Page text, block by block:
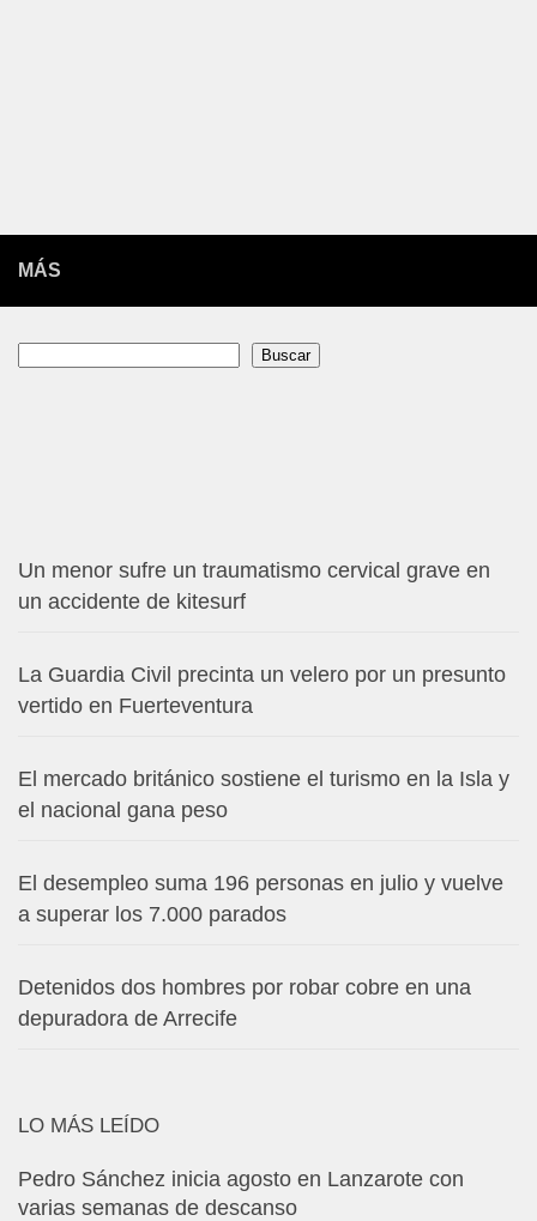
MÁS
Buscar
Un menor sufre un traumatismo cervical grave en
un accidente de kitesurf
La Guardia Civil precinta un velero por un presunto
vertido en Fuerteventura
El mercado británico sostiene el turismo en la Isla y
el nacional gana peso
El desempleo suma 196 personas en julio y vuelve
a superar los 7.000 parados
Detenidos dos hombres por robar cobre en una
depuradora de Arrecife
LO MÁS LEÍDO
Pedro Sánchez inicia agosto en Lanzarote con
varias semanas de descanso